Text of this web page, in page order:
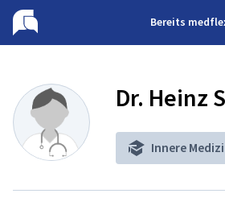
Bereits
Dr. Heinz
Innere